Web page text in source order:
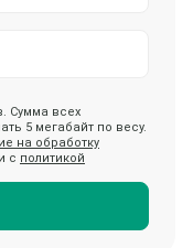
Сумма всех
5 мегабайт по весу.
на обработку
с политикой